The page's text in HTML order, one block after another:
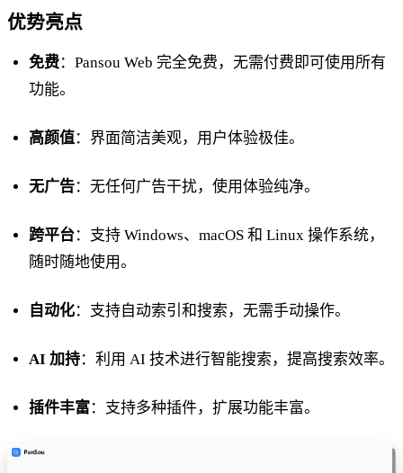
优势亮点
免费：Pansou Web 完全免费，无需付费即可使用所有
功能。
高颜值：界面简洁美观，用户体验极佳。
无广告：无任何广告干扰，使用体验纯净。
跨平台：支持 Windows、macOS 和 Linux 操作系统，
随时随地使用。
自动化：支持自动索引和搜索，无需手动操作。
AI 加持：利用 AI 技术进行智能搜索，提高搜索效率。
插件丰富：支持多种插件，扩展功能丰富。